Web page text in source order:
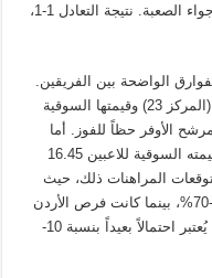
التكتيكي، مما يثبت أنهم لم يرتدعوا أمام الأجواء الصعبة. نتيجة التعادل 1-1،
الواضحة بين الفريقين.
كوريا الجنوبية، بتصنيفها المرموق في الفيفا (المركز 23) وقيمتها السوقية
كانت المرشح الأوفر حظاً للفوز. أما
المنتخب الأردني، المصنف في المركز 64 وقيمته السوقية للاعبين 16.45
المراهنات ذلك، حيث
أعطت كوريا الجنوبية فرصة للفوز بنسبة 65-70%، بينما كانت فرص الأردن
ضئيلة بنسبة 15-20%. أما التعادل، الذي كان يُعتبر احتمالاً بعيداً بنسبة 10-